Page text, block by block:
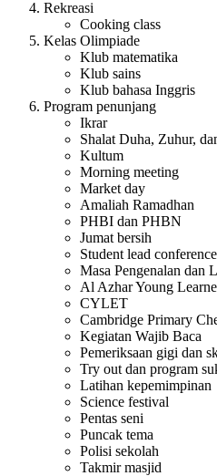
Rekreasi
Cooking class
Kelas Olimpiade
Klub matematika
Klub sains
Klub bahasa Inggris
Program penunjang
Ikrar
Shalat Duha, Zuhur,
Kultum
Morning meeting
Market day
Amaliah Ramadhan
PHBI dan PHBN
Jumat bersih
Student lead conference
Masa Pengenalan dan
Al Azhar Young
CYLET
Cambridge Primary
Kegiatan Wajib Baca
Pemeriksaan gigi dan
Try out dan program
Latihan kepemimpinan
Science festival
Pentas seni
Puncak tema
Polisi sekolah
Takmir masjid